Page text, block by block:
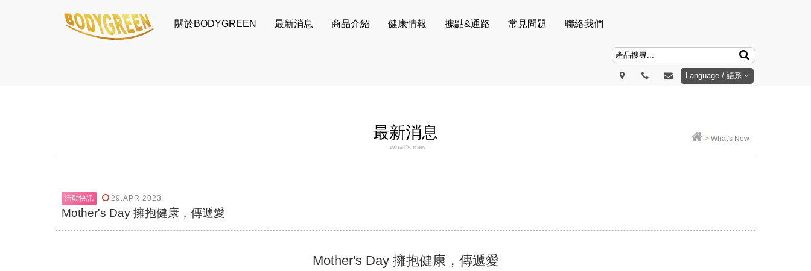
關於BODYGREEN 最新消息 商品介紹 健康情報 據點&通路 常見問題 聯絡我們
Language / 語系
最新消息
what's new
> What's New
活動快訊 29.APR.2023
Mother's Day 擁抱健康，傳遞愛
Mother's Day 擁抱健康，傳遞愛